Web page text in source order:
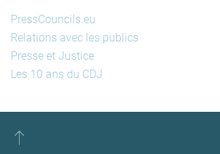
PressCouncils.eu
Relations avec les publics
Presse et Justice
Les 10 ans du CDJ